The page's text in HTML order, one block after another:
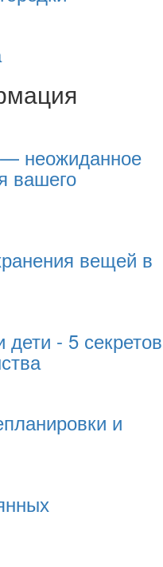
— неожиданное
вашего
вещей в
- 5 секретов
и